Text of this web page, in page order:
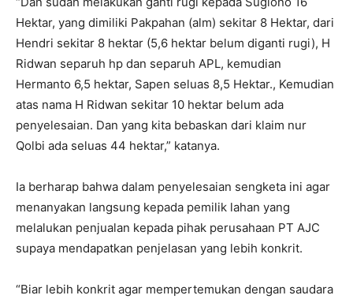
Hektar, yang dimiliki Pakpahan (alm) sekitar 8 Hektar, dari
Hendri sekitar 8 hektar (5,6 hektar belum diganti rugi), H
Ridwan separuh hp dan separuh APL, kemudian
Hermanto 6,5 hektar, Sapen seluas 8,5 Hektar., Kemudian
atas nama H Ridwan sekitar 10 hektar belum ada
penyelesaian. Dan yang kita bebaskan dari klaim nur
Qolbi ada seluas 44 hektar,” katanya.
Ia berharap bahwa dalam penyelesaian sengketa ini agar
menanyakan langsung kepada pemilik lahan yang
melalukan penjualan kepada pihak perusahaan PT AJC
supaya mendapatkan penjelasan yang lebih konkrit.
“Biar lebih konkrit agar mempertemukan dengan saudara